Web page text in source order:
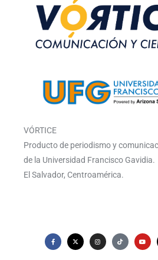
VÓRTICE
Producto de periodismo y
de la Universidad Francisco Gavidia.
El Salvador, Centroamérica.